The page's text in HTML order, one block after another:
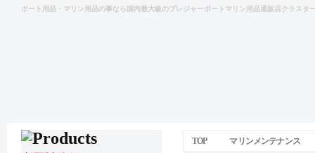
ボート用品・マリン用品の事なら国内最大級のプレジャーボートマリン用品通販店クラスタ
TOP マリンメンテナンス